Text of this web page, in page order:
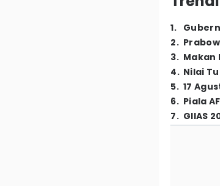
1.
2.
3. Makan
4. Nilai
5. 17
6. Piala
7. GIIAS